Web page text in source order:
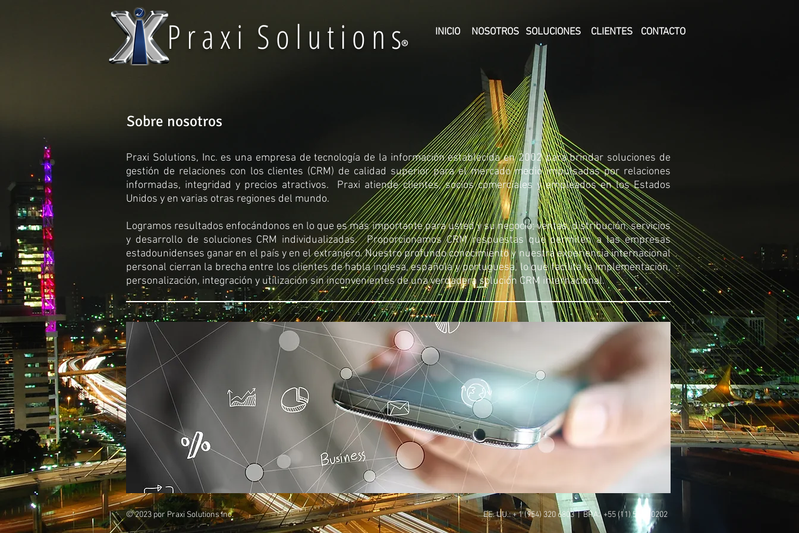
P r a x i S o l u t i o n s®
INICIO NOSOTROS SOLUCIONES CLIENTES CONTACTO
Sobre nosotros
Praxi Solutions, Inc. es una empresa de tecnología de la información establecida en 2002 para brindar soluciones de
gestión de relaciones con los clientes (CRM) de calidad superior para el mercado medio impulsadas por relaciones
informadas, integridad y precios atractivos. Praxi atiende clientes, socios comerciales y empleados en los Estados
Unidos y en varias otras regiones del mundo.
Logramos resultados enfocándonos en lo que es más importante para usted y su negocio; ventas, distribución, servicios
y desarrollo de soluciones CRM individualizadas. Proporcionamos CRM respuestas que permiten a las empresas
estadounidenses ganar en el país y en el extranjero. Nuestro profundo conocimiento y nuestra experiencia internacional
personal cierran la brecha entre los clientes de habla inglesa, española y portuguesa, lo que facilita la implementación,
personalización, integración y utilización sin inconvenientes de una verdadera solución CRM internacional.
© 2023 por Praxi Solutions Inc. EE. UU.: + 1 (954) 320 6803 | BRA: +55 (11) 5642 0202